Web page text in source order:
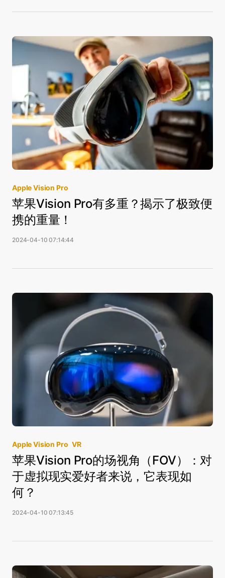
Apple Vision Pro
苹果Vision Pro有多重？揭示了极致便
携的重量！
2024-04-10 07:14:44
Apple Vision Pro VR
苹果Vision Pro的场视角（FOV）：对
于虚拟现实爱好者来说，它表现如
何？
2024-04-10 07:13:45